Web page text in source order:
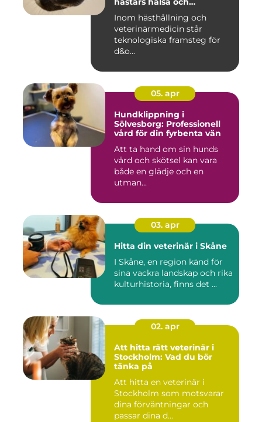
Inom hästhållning och
veterinärmedicin står
teknologiska framsteg för
d&o...
05. apr
Hundklippning i
Sölvesborg: Professionell
vård för din fyrbenta vän
Att ta hand om sin hunds
vård och skötsel kan vara
både en glädje och en
utman...
03. apr
Hitta din veterinär i Skåne
I Skåne, en region känd för
sina vackra landskap och rika
kulturhistoria, finns det ...
02. apr
Att hitta rätt veterinär i
Stockholm: Vad du bör
tänka på
Att hitta en veterinär i
Stockholm som motsvarar
dina förväntningar och
passar dina d...